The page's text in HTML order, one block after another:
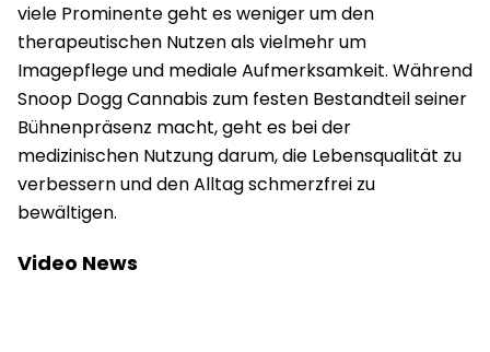
viele Prominente geht es weniger um den
therapeutischen Nutzen als vielmehr um
Imagepflege und mediale Aufmerksamkeit. Während
Snoop Dogg Cannabis zum festen Bestandteil seiner
Bühnenpräsenz macht, geht es bei der
medizinischen Nutzung darum, die Lebensqualität zu
verbessern und den Alltag schmerzfrei zu
bewältigen.
Video News